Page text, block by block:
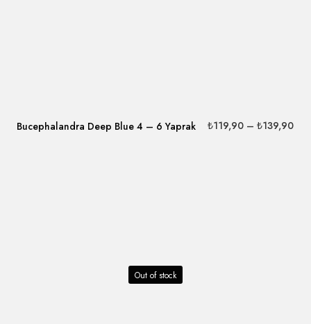
Bucephalandra Deep Blue 4 – 6 Yaprak ₺119,90 – ₺139,90
Out of stock